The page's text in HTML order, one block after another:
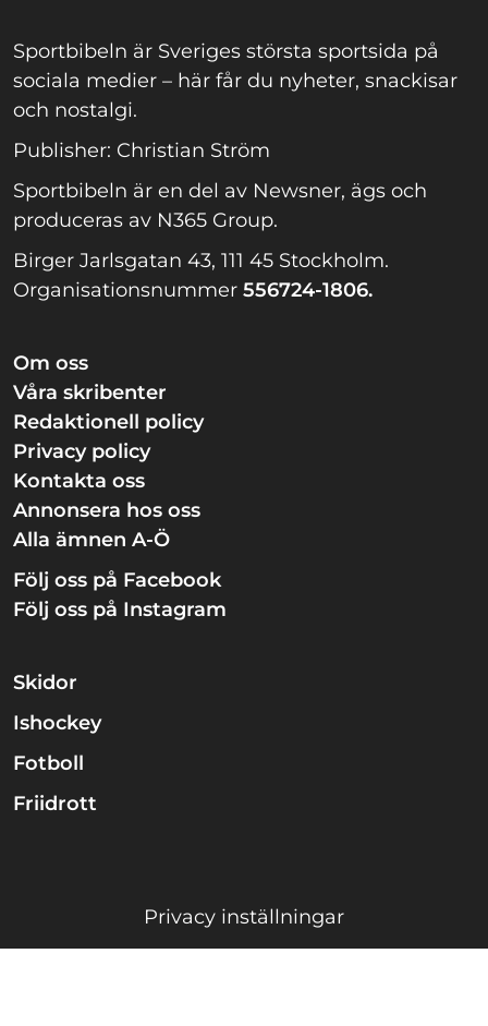
Sportbibeln är Sveriges största sportsida på
sociala medier – här får du nyheter, snackisar
och nostalgi.
Publisher: Christian Ström
Sportbibeln är en del av Newsner, ägs och
produceras av N365 Group.
Birger Jarlsgatan 43, 111 45 Stockholm.
Organisationsnummer 556724-1806.
Om oss
Våra skribenter
Redaktionell policy
Privacy policy
Kontakta oss
Annonsera hos oss
Alla ämnen A-Ö
Följ oss på Facebook
Följ oss på Instagram
Skidor
Ishockey
Fotboll
Friidrott
Privacy inställningar